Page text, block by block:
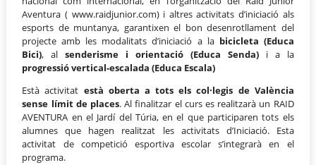
Aventura ( www.raidjunior.com) i altres activitats d’iniciació als
esports de muntanya, garantixen el bon desenrotllament del
projecte amb les modalitats d’iniciació a la bicicleta (Educa
Bici), alsenderisme i orientació (Educa Senda)i a la
progressió vertical-escalada (Educa Escala)
Està activitat està oberta a tots els col·legis de València
sense límit de places. Al finalitzar el curs es realitzarà un RAID
AVENTURA en el Jardí del Túria, en el que participaren tots els
alumnes que hagen realitzat les activitats d’Iniciació. Esta
activitat de competició esportiva escolar s’integrarà en el
programa.